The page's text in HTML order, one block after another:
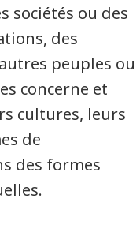
sociétés ou des
des
peuples ou
concerne et
cultures, leurs
de
des formes